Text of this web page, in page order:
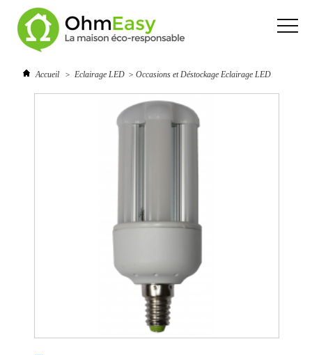
Accueil > Eclairage LED > Occasions et Déstockage Eclairage LED